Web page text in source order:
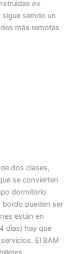
ex
siendo un
más remotas
dos clases,
se convierten
dormitorio
bordo pueden ser
están en
días) hay que
El BAM